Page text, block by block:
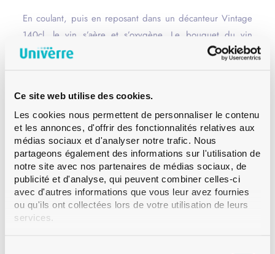
Ce site web utilise des cookies.
Les cookies nous permettent de personnaliser le contenu
et les annonces, d'offrir des fonctionnalités relatives aux
médias sociaux et d'analyser notre trafic. Nous
partageons également des informations sur l'utilisation de
notre site avec nos partenaires de médias sociaux, de
publicité et d'analyse, qui peuvent combiner celles-ci
avec d'autres informations que vous leur avez fournies
ou qu'ils ont collectées lors de votre utilisation de leurs
services.
En coulant, puis en reposant dans un décanteur Vintage
140cl, le vin s’aère et s’oxygène. Le bouquet du vin
devient plus intense et plus complexe. Les tanins
s’assouplissent et le vin gagne en rondeur et en douceur.
Bague
–
Couleur
Blanc
Contenance
Poids
800 g
Hauteur
225.0 mm
Diametre
186.0 mm
Paletisation